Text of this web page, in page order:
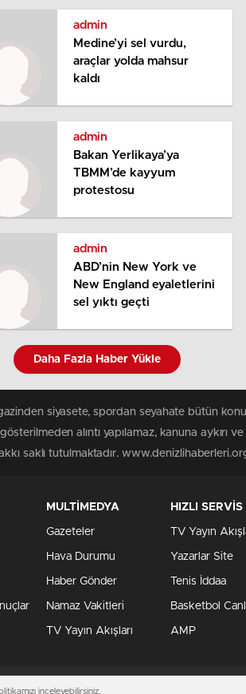
admin
Medine’yi sel vurdu,
araçlar yolda mahsur
kaldı
admin
Bakan Yerlikaya’ya
TBMM’de kayyum
protestosu
admin
ABD’nin New York ve
New England eyaletlerini
sel yıktı geçti
Daha Fazla Haber Yükle
siyasete, spordan seyahate bütün
alıntı yapılamaz, kanuna aykırı
saklı tutulmaktadır.
MULTİMEDYA
Gazeteler
Hava Durumu
Haber Gönder
Namaz Vakitleri
TV Yayın Akışları
HIZLI SERVİS
TV Yayın
Yazarlar Site
Tenis İddaa
Basketbol
AMP
inceleyebilirsiniz.